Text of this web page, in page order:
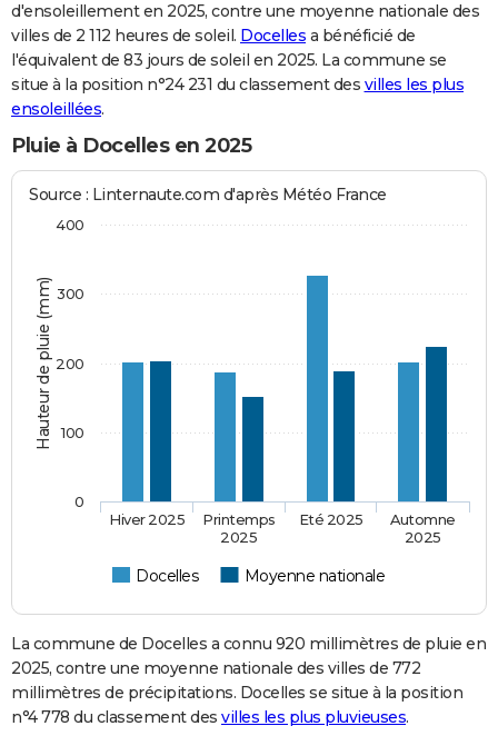
d'ensoleillement en 2025, contre une moyenne nationale des
villes de 2 112 heures de soleil. Docelles a bénéficié de
l'équivalent de 83 jours de soleil en 2025. La commune se
situe à la position n°24 231 du classement des villes les plus
ensoleillées.
Pluie à Docelles en 2025
Hauteur de pluie (mm)
Source : Linternaute.com d'après Météo France
Docelles Moyenne nationale
Hiver 2025
Printemps
2025
Eté 2025
Automne
2025
0
100
200
300
400
La commune de Docelles a connu 920 millimètres de pluie en
2025, contre une moyenne nationale des villes de 772
millimètres de précipitations. Docelles se situe à la position
n°4 778 du classement des villes les plus pluvieuses.